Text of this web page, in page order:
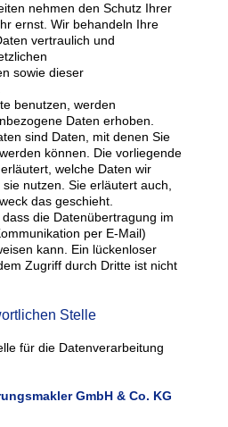
nehmen den Schutz Ihrer
ernst. Wir behandeln Ihre
vertraulich und
sowie dieser
benutzen, werden
Daten erhoben.
sind Daten, mit denen Sie
können. Die vorliegende
welche Daten wir
nutzen. Sie erläutert auch,
das geschieht.
die Datenübertragung im
per E-Mail)
kann. Ein lückenloser
Zugriff durch Dritte ist nicht
Stelle
für die Datenverarbeitung
GmbH & Co. KG